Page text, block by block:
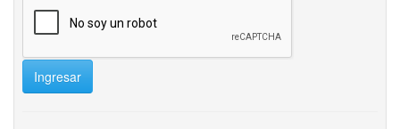
Ingresar